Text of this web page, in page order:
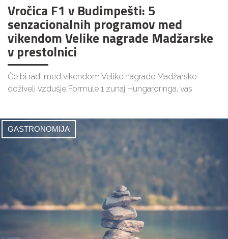
Vročica F1 v Budimpešti: 5
senzacionalnih programov med
vikendom Velike nagrade Madžarske
v prestolnici
Če bi radi med vikendom Velike nagrade Madžarske
doživeli vzdušje Formule 1 zunaj Hungaroringa, vas
GASTRONOMIJA